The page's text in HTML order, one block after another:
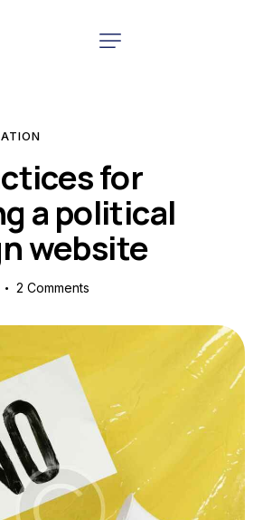
for
a political
website
2 Comments